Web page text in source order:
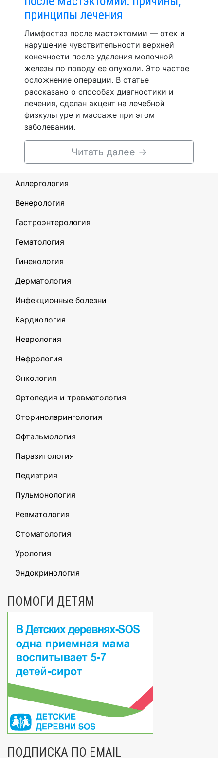
принципы лечения
Лимфостаз после мастэктомии — отек и
нарушение чувствительности верхней
конечности после удаления молочной
железы по поводу ее опухоли. Это частое
осложнение операции. В статье
рассказано о способах диагностики и
лечения, сделан акцент на лечебной
физкультуре и массаже при этом
заболевании.
Читать далее →
Аллергология
Венерология
Гастроэнтерология
Гематология
Гинекология
Дерматология
Инфекционные болезни
Кардиология
Неврология
Нефрология
Онкология
Ортопедия и травматология
Оториноларингология
Офтальмология
Паразитология
Педиатрия
Пульмонология
Ревматология
Стоматология
Урология
Эндокринология
ПОМОГИ ДЕТЯМ
ПОДПИСКА ПО EMAIL